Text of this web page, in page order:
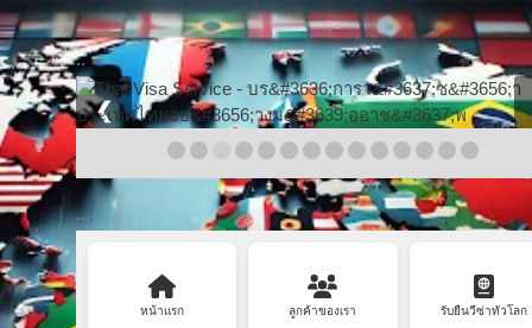
Skip to main content
..
❮
...
หน้าแรก ลูกค้าของเรา รับยื่นวีซ่าทั่วโลก